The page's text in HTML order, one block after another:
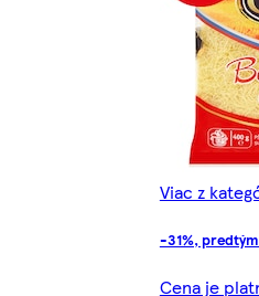
Viac z
-31%,
Cena je